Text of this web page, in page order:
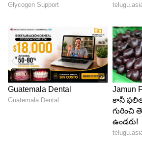
అప్పుడు రాణి, వేద ఇద్దరూ అక్కడికి
ఉందో నేను కూడా చూస్తాను ఇటు
ఉన్న కాఫీ ని లాక్కుంటుంది రాణి.
తాగి ఒక్కసారిగా షాక్ అవుతుంది.